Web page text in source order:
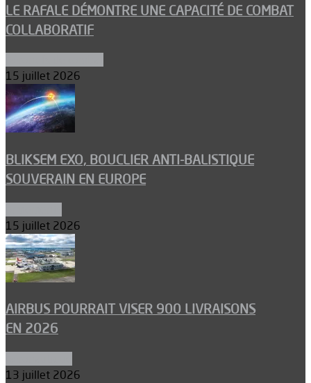
LE RAFALE DÉMONTRE UNE CAPACITÉ DE COMBAT
COLLABORATIF
15 juillet 2026
BLIKSEM EXO, BOUCLIER ANTI-BALISTIQUE
SOUVERAIN EN EUROPE
15 juillet 2026
AIRBUS POURRAIT VISER 900 LIVRAISONS
EN 2026
13 juillet 2026